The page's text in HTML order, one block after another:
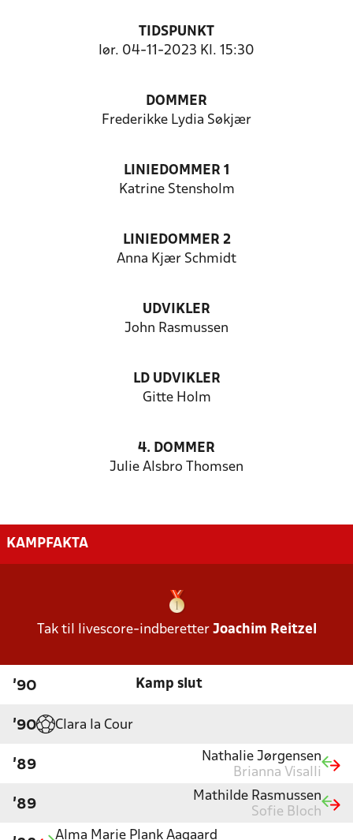
TIDSPUNKT
lør. 04-11-2023 Kl. 15:30
DOMMER
Frederikke Lydia Søkjær
LINIEDOMMER 1
Katrine Stensholm
LINIEDOMMER 2
Anna Kjær Schmidt
UDVIKLER
John Rasmussen
LD UDVIKLER
Gitte Holm
4. DOMMER
Julie Alsbro Thomsen
KAMPFAKTA
Tak til livescore-indberetter Joachim Reitzel
'90 Kamp slut
'90 Clara la Cour
'89
Nathalie Jørgensen
Brianna Visalli
'89
Mathilde Rasmussen
Sofie Bloch
Alma Marie Plank Aagaard